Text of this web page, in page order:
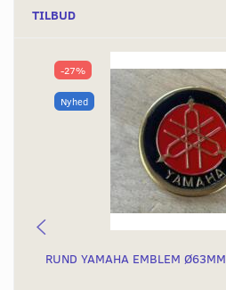
TILBUD
-27%
Nyhed
RUND YAMAHA EMBLEM Ø63MM